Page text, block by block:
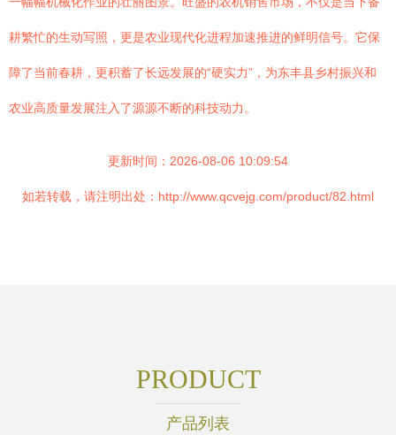
耕繁忙的生动写照，更是农业现代化进程加速推进的鲜明信号。它保
障了当前春耕，更积蓄了长远发展的“硬实力”，为东丰县乡村振兴和
农业高质量发展注入了源源不断的科技动力。
更新时间：2026-08-06 10:09:54
如若转载，请注明出处：http://www.qcvejg.com/product/82.html
PRODUCT
产品列表